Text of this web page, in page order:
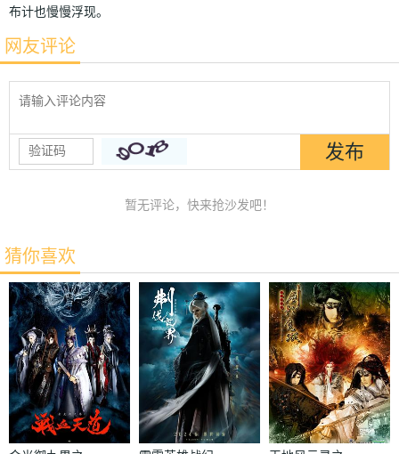
布计也慢慢浮现。
网友评论
暂无评论，快来抢沙发吧！
猜你喜欢